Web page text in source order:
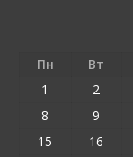
o
k
Пн Вт
1
2
8
9
15
16